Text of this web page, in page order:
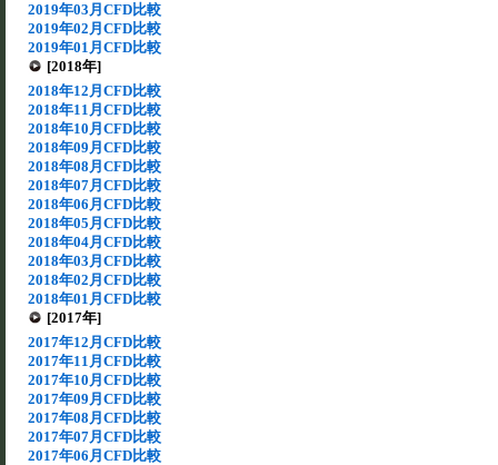
2019年03月CFD比較
2019年02月CFD比較
2019年01月CFD比較
[2018年]
2018年12月CFD比較
2018年11月CFD比較
2018年10月CFD比較
2018年09月CFD比較
2018年08月CFD比較
2018年07月CFD比較
2018年06月CFD比較
2018年05月CFD比較
2018年04月CFD比較
2018年03月CFD比較
2018年02月CFD比較
2018年01月CFD比較
[2017年]
2017年12月CFD比較
2017年11月CFD比較
2017年10月CFD比較
2017年09月CFD比較
2017年08月CFD比較
2017年07月CFD比較
2017年06月CFD比較